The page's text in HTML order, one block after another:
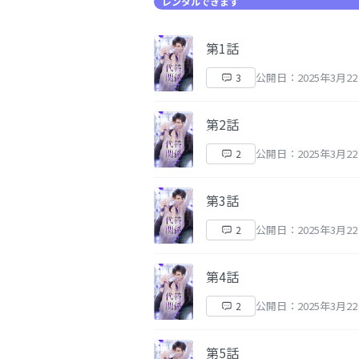
第1話
3 公開日：2025年3月
第2話
2 公開日：2025年3月
第3話
2 公開日：2025年3月
第4話
2 公開日：2025年3月
第5話